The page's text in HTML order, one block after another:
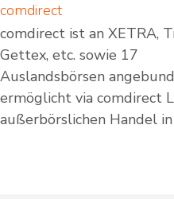
comdirect
comdirect ist an XETRA,
Gettex, etc. sowie 17
Auslandsbörsen
ermöglicht via comdirect
außerbörslichen Handel in